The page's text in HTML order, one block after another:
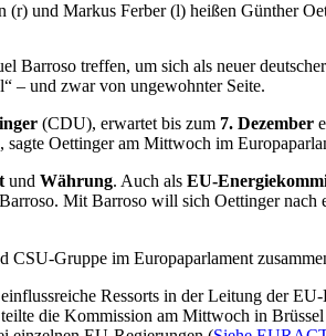
und Markus Ferber (l) heißen Günther
Barroso treffen, um sich als neuer
– und zwar von ungewohnter Seite.
(CDU), erwartet bis zum 7. Dezember
Oettinger am Mittwoch im
und Währung. Auch als EU-
Mit Barroso will sich Oettinger
Gruppe im Europaparlament
Ressorts in der Leitung der
die Kommission am Mittwoch in